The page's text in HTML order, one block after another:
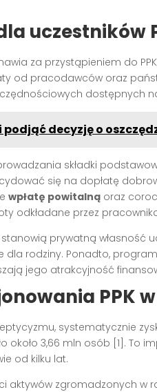
uczestników
za przystąpieniem do
od pracodawców oraz
dostępnych
decyzję o
składki
się na dopłatę
wpłatę powitalną oraz
odkładane przez
prywatną własność
rodziny. Ponadto,
jego atrakcyjność
PPK
systematycznie
około 3,66 mln osób [1]. To
od kilku lat.
aktywów zgromadzonych w